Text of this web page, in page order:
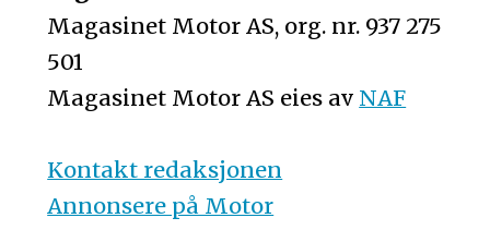
Magasinet Motor AS, org. nr. 937 275
501
Magasinet Motor AS eies av NAF
Kontakt redaksjonen
Annonsere på Motor